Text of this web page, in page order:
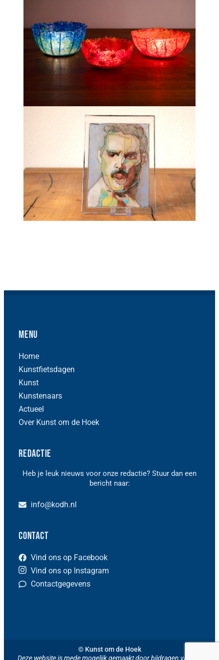
Menu
Home
Kunstfietsdagen
Kunst
Kunstenaars
Actueel
Over Kunst om de Hoek
Redactie
Heb je leuk nieuws voor onze redactie? Stuur dan een
bericht naar:
info@kodh.nl
Contact
Vind ons op Facebook
Vind ons op Instagram
Contactgegevens
© Kunst om de Hoek
Deze website is mede mogelijk gemaakt door bijdragen van het